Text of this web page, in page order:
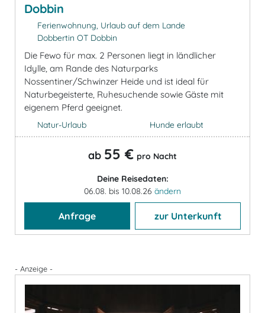
Dobbin
Ferienwohnung, Urlaub auf dem Lande
Dobbertin OT Dobbin
Die Fewo für max. 2 Personen liegt in ländlicher
Idylle, am Rande des Naturparks
Nossentiner/Schwinzer Heide und ist ideal für
Naturbegeisterte, Ruhesuchende sowie Gäste mit
eigenem Pferd geeignet.
Natur-Urlaub Hunde erlaubt
ab 55 € pro Nacht
Deine Reisedaten:
06.08. bis 10.08.26 ändern
Anfrage zur Unterkunft
- Anzeige -